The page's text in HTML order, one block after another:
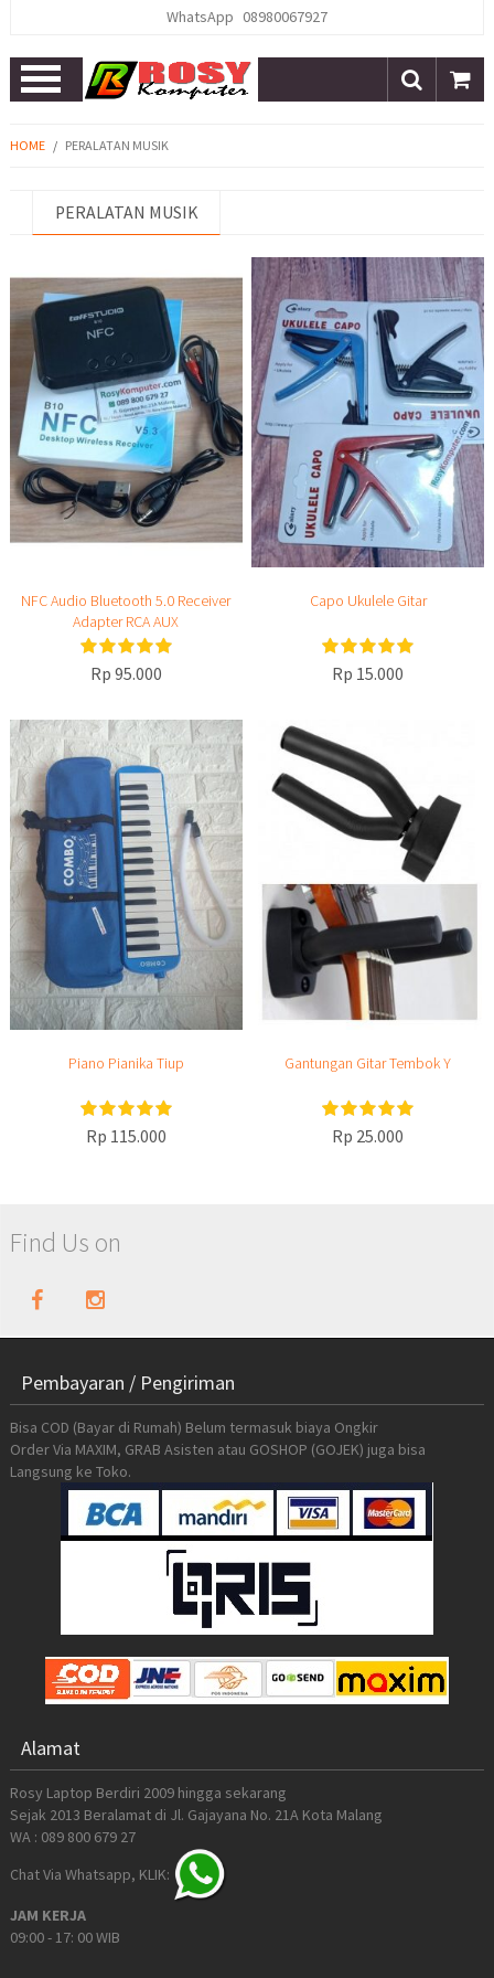
WhatsApp 08980067927
Open
Menu
HOME / PERALATAN MUSIK
PERALATAN MUSIK
NFC Audio Bluetooth 5.0 Receiver
Adapter RCA AUX
Rp 95.000
Capo Ukulele Gitar
Rp 15.000
Piano Pianika Tiup
Rp 115.000
Gantungan Gitar Tembok Y
Rp 25.000
Find Us on
Pembayaran / Pengiriman
Bisa COD (Bayar di Rumah) Belum termasuk biaya Ongkir
Order Via MAXIM, GRAB Asisten atau GOSHOP (GOJEK) juga bisa
Langsung ke Toko.
Alamat
Rosy Laptop Berdiri 2009 hingga sekarang
Sejak 2013 Beralamat di Jl. Gajayana No. 21A Kota Malang
WA : 089 800 679 27
Chat Via Whatsapp, KLIK:
JAM KERJA
09:00 - 17: 00 WIB